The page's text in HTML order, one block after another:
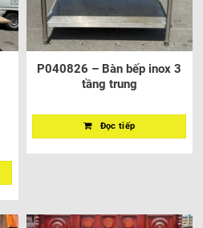
P040826 – Bàn bếp inox 3
tầng trung
Đọc tiếp